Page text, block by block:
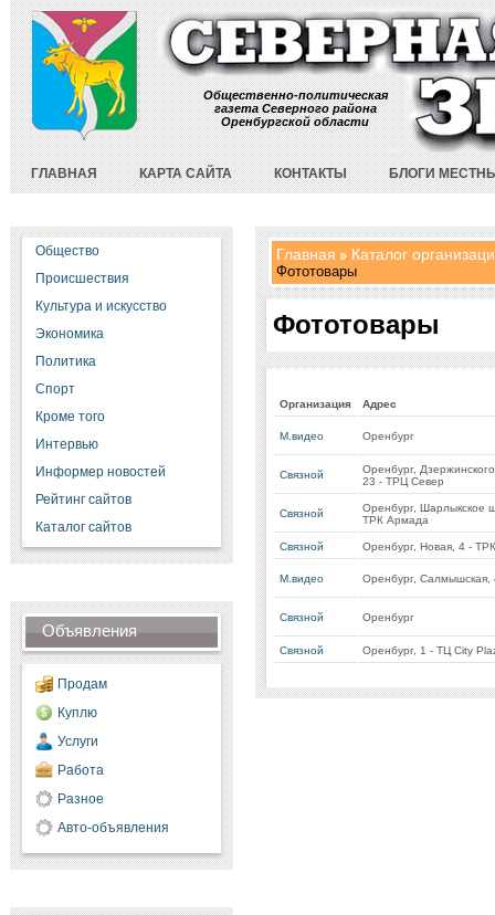
Общественно-политическая
газета Северного района
Оренбургской области
ГЛАВНАЯ КАРТА САЙТА КОНТАКТЫ БЛОГИ
Общество
Происшествия
Культура и искусство
Экономика
Политика
Спорт
Кроме того
Интервью
Информер новостей
Рейтинг сайтов
Каталог сайтов
Объявления
Продам
Куплю
Услуги
Работа
Разное
Авто-объявления
Главная Каталог
Фототовары
Фототовары
Организация Адрес
М.видео Оренбург
Связной
Оренбург, Дзержинского
23 - ТРЦ Север
Связной
Оренбург, Шарлыкское
ТРК Армада
Связной Оренбург, Новая, 4 -
М.видео Оренбург, Салмышская,
Связной Оренбург
Связной Оренбург, 1 - ТЦ City